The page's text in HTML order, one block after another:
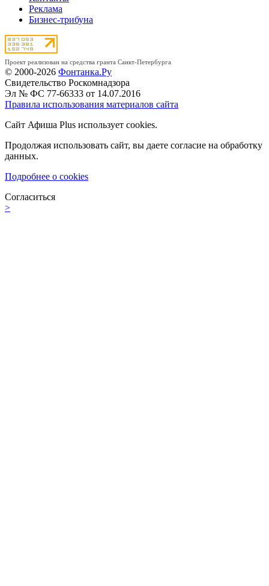
Реклама
Бизнес-трибуна
Проект реализован на средства гранта Санкт-Петербурга
© 2000-2026 Фонтанка.Ру
Свидетельство Роскомнадзора
Эл № ФС 77-66333 от 14.07.2016
Правила использования материалов сайта
Сайт Афиша Plus использует cookies.
Продолжая использовать сайт, вы даете согласие на обработку
данных.
Подробнее о cookies
Согласиться
>